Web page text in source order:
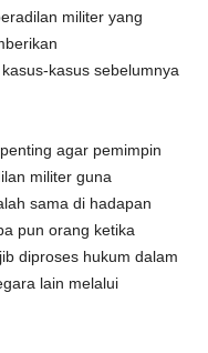
militer yang
kasus sebelumnya
agar pemimpin
militer guna
sama di hadapan
pun orang ketika
diproses hukum dalam
lain melalui